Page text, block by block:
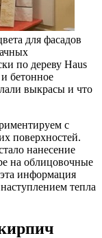
для фасадов
по дереву Haus
бетонное
выкрасы и что
с
поверхностей.
нанесение
на облицовочные
информация
тепла